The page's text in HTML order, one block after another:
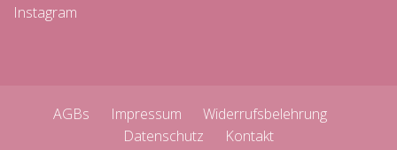
AGBs Impressum
Widerrufsbelehrung
Datenschutz
Kontakt